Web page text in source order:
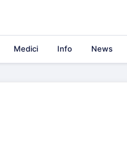
Medici Info News